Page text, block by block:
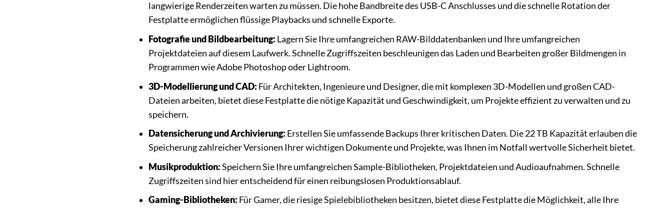
langwierige Renderzeiten warten zu müssen. Die hohe Bandbreite des USB-C Anschlusses und die schnelle Rotation der
Festplatte ermöglichen flüssige Playbacks und schnelle Exporte.
Fotografie und Bildbearbeitung: Lagern Sie Ihre umfangreichen RAW-Bilddatenbanken und Ihre umfangreichen
Projektdateien auf diesem Laufwerk. Schnelle Zugriffszeiten beschleunigen das Laden und Bearbeiten großer Bildmengen in
Programmen wie Adobe Photoshop oder Lightroom.
3D-Modellierung und CAD: Für Architekten, Ingenieure und Designer, die mit komplexen 3D-Modellen und großen CAD-
Dateien arbeiten, bietet diese Festplatte die nötige Kapazität und Geschwindigkeit, um Projekte effizient zu verwalten und zu
speichern.
Datensicherung und Archivierung: Erstellen Sie umfassende Backups Ihrer kritischen Daten. Die 22 TB Kapazität erlauben die
Speicherung zahlreicher Versionen Ihrer wichtigen Dokumente und Projekte, was Ihnen im Notfall wertvolle Sicherheit bietet.
Musikproduktion:Speichern Sie Ihre umfangreichen Sample-Bibliotheken, Projektdateien und Audioaufnahmen. Schnelle
Zugriffszeiten sind hier entscheidend für einen reibungslosen Produktionsablauf.
Gaming-Bibliotheken: Für Gamer, die riesige Spielebibliotheken besitzen, bietet diese Festplatte die Möglichkeit, alle Ihre